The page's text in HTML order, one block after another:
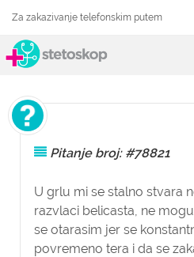
Za zakazivanje telefonskim putem
Pitanje broj: #78821
U grlu mi se stalno stvara
razvlaci belicasta, ne
se otarasim jer se
povremeno tera i da se